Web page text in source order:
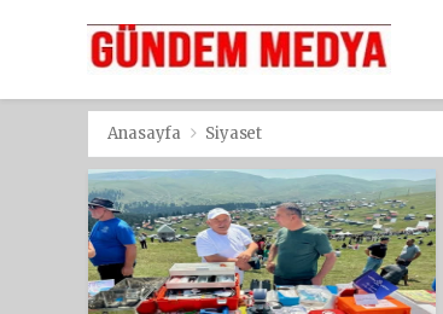
Anasayfa Siyaset